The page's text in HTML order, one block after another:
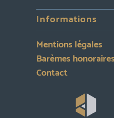
Informations
Mentions légales
Barèmes honoraires
Contact